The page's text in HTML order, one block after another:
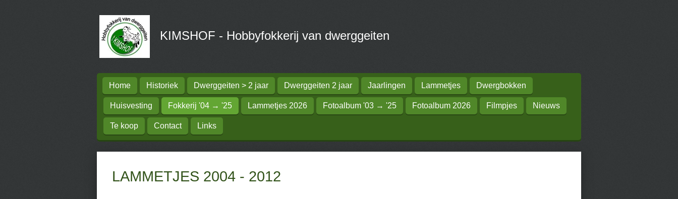
KIMSHOF - Hobbyfokkerij van dwerggeiten
Home Historiek Dwerggeiten > 2 jaar Dwerggeiten 2 jaar Jaarlingen Lammetjes Dwergbokken
Huisvesting Fokkerij '04 → '25 Lammetjes 2026 Fotoalbum '03 → '25 Fotoalbum 2026 Filmpjes Nieuws
Te koop Contact Links
LAMMETJES 2004 - 2012